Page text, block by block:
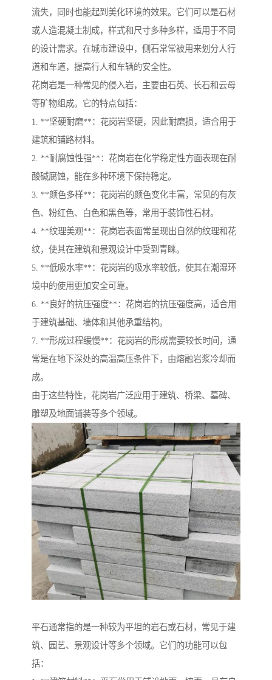
流失，同时也能起到美化环境的效果。它们可以是石材
或人造混凝土制成，样式和尺寸多种多样，适用于不同
的设计需求。在城市建设中，侧石常常被用来划分人行
道和车道，提高行人和车辆的安全性。
花岗岩是一种常见的侵入岩，主要由石英、长石和云母
等矿物组成。它的特点包括：
1. **坚硬耐磨**：花岗岩坚硬，因此耐磨损，适合用于
建筑和铺路材料。
2. **耐腐蚀性强**：花岗岩在化学稳定性方面表现在耐
酸碱腐蚀，能在多种环境下保持稳定。
3. **颜色多样**：花岗岩的颜色变化丰富，常见的有灰
色、粉红色、白色和黑色等，常用于装饰性石材。
4. **纹理美观**：花岗岩表面常呈现出自然的纹理和花
纹，使其在建筑和景观设计中受到青睐。
5. **低吸水率**：花岗岩的吸水率较低，使其在潮湿环
境中的使用更加安全可靠。
6. **良好的抗压强度**：花岗岩的抗压强度高，适合用
于建筑基础、墙体和其他承重结构。
7. **形成过程缓慢**：花岗岩的形成需要较长时间，通
常是在地下深处的高温高压条件下，由熔融岩浆冷却而
成。
由于这些特性，花岗岩广泛应用于建筑、桥梁、墓碑、
雕塑及地面铺装等多个领域。
平石通常指的是一种较为平坦的岩石或石材，常见于建
筑、园艺、景观设计等多个领域。它们的功能可以包
括：